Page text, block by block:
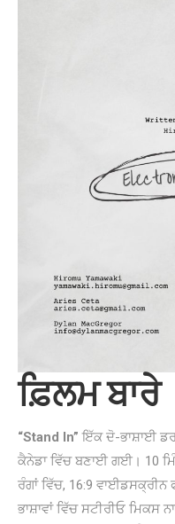
ਫ਼ਿਲਮ ਬਾਰੇ
“Stand In” ਇੱਕ ਦੋ-ਭਾਸ਼ਾਈ
ਕੈਨੇਡਾ ਵਿੱਚ ਬਣਾਈ ਗਈ। 10
ਰੰਗਾਂ ਵਿੱਚ, 16:9
ਭਾਸ਼ਾਵਾਂ ਵਿੱਚ ਸਟੀਰੀਓ